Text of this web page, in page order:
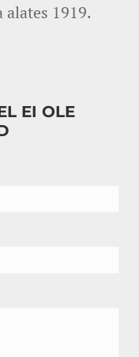
1919.
EI OLE